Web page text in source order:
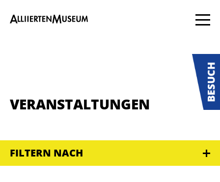
VERANSTALTUNGEN
FILTERN NACH